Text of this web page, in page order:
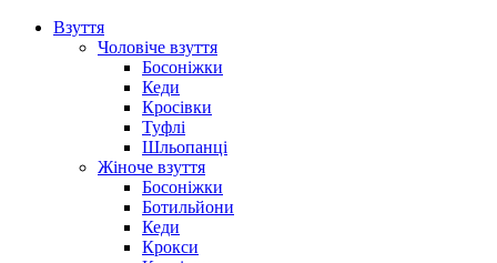
Взуття
Чоловіче взуття
Босоніжки
Кеди
Кросівки
Туфлі
Шльопанці
Жіноче взуття
Босоніжки
Ботильйони
Кеди
Крокси